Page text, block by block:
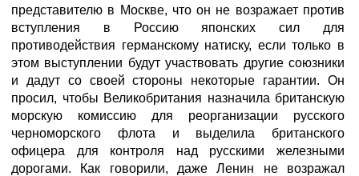
представителю в Москве, что он не возражает против
вступления в Россию японских сил для
противодействия германскому натиску, если только в
этом выступлении будут участвовать другие союзники
и дадут со своей стороны некоторые гарантии. Он
просил, чтобы Великобритания назначила британскую
морскую комиссию для реорганизации русского
черноморского флота и выделила британского
офицера для контроля над русскими железными
дорогами. Как говорили, даже Ленин не возражал